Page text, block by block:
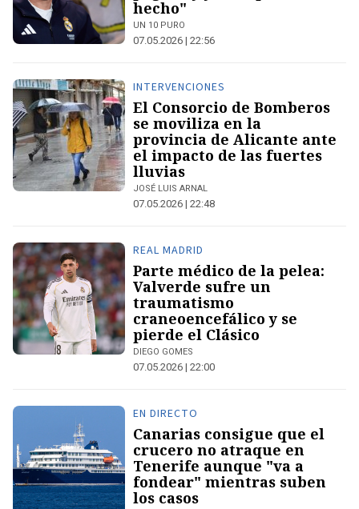
hecho"
UN 10 PURO
07.05.2026 | 22:56
INTERVENCIONES
El Consorcio de Bomberos
se moviliza en la
provincia de Alicante ante
el impacto de las fuertes
lluvias
JOSÉ LUIS ARNAL
07.05.2026 | 22:48
REAL MADRID
Parte médico de la pelea:
Valverde sufre un
traumatismo
craneoencefálico y se
pierde el Clásico
DIEGO GOMES
07.05.2026 | 22:00
EN DIRECTO
Canarias consigue que el
crucero no atraque en
Tenerife aunque "va a
fondear" mientras suben
los casos